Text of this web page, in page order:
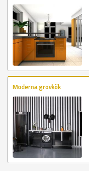
Moderna grovkök